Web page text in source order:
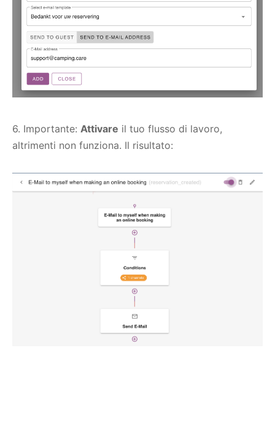
6. Importante: Attivare il tuo flusso di lavoro,
altrimenti non funziona. Il risultato: